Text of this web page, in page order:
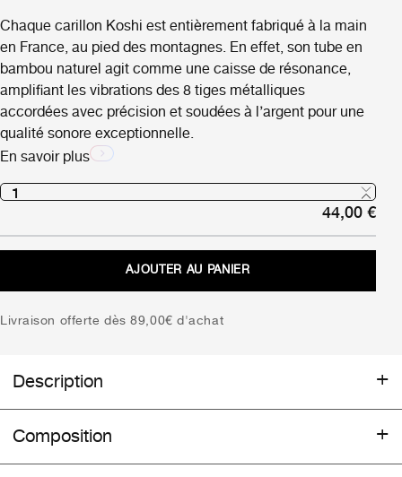
Chaque carillon Koshi est entièrement fabriqué à la main
en France, au pied des montagnes. En effet, son tube en
bambou naturel agit comme une caisse de résonance,
amplifiant les vibrations des 8 tiges métalliques
accordées avec précision et soudées à l’argent pour une
qualité sonore exceptionnelle.
En savoir plus
44,00€
AJOUTER AU PANIER
Livraison offerte dès 89,00€ d'achat
Description
les Pyrénées françaises
Composition